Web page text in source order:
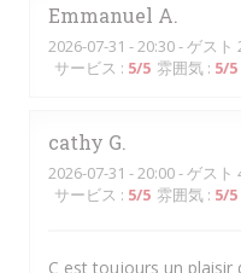
Emmanuel A
2026-07-31 - 20:30 - ゲスト
サービス : 5/5 雰囲気 : 5/5
cathy G
2026-07-31 - 20:00 - ゲスト
サービス : 5/5 雰囲気 : 5/5
C est toujours un plaisir